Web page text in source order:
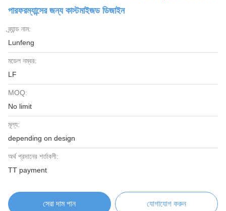
পারফরম্যান্সের জন্য কাস্টমাইজড ডিজাইন
ব্র্যান্ড নাম:
Lunfeng
মডেল নম্বর:
LF
MOQ:
No limit
মূল্য:
depending on design
অর্থ প্রদানের শর্তাবলী:
TT payment
সেরা দাম পান যোগাযোগ করুন